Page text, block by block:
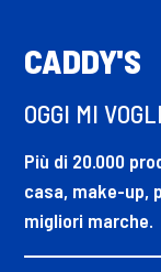
CADDY'S
OGGI MI
Più di 20.000
casa, make-up,
migliori marche.